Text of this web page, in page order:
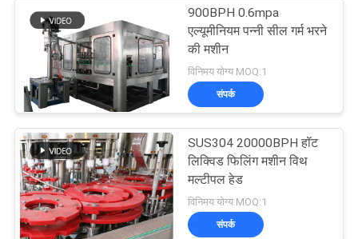
900BPH 0.6mpa
एल्यूमीनियम पन्नी सील गर्म भरने
की मशीन
विनिमय योग्य MOQ:1
संपर्क
SUS304 20000BPH हॉट
लिक्विड फिलिंग मशीन विथ
मल्टीपल हेड
विनिमय योग्य MOQ:1
संपर्क